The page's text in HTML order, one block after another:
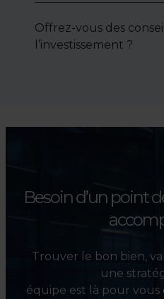
négocier le prix, le bail
conditions de vente.
Offrez-vous des
l’investissement ?
l’évaluation et la
Besoin d’un point
Trouver le bon bien,
une
équipe est là pour